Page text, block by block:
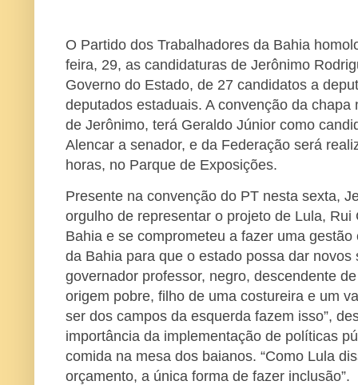
O Partido dos Trabalhadores da Bahia
feira, 29, as candidaturas de Jerônimo
Governo do Estado, de 27 candidatos a
deputados estaduais. A convenção da
de Jerônimo, terá Geraldo Júnior como
Alencar a senador, e da Federação será
horas, no Parque de Exposições.
Presente na convenção do PT nesta sexta,
orgulho de representar o projeto de Lula,
Bahia e se comprometeu a fazer uma
da Bahia para que o estado possa dar novos
governador professor, negro, descendente
origem pobre, filho de uma costureira e um
ser dos campos da esquerda fazem isso”,
importância da implementação de políticas
comida na mesa dos baianos. “Como Lula
orçamento, a única forma de fazer inclusão”.